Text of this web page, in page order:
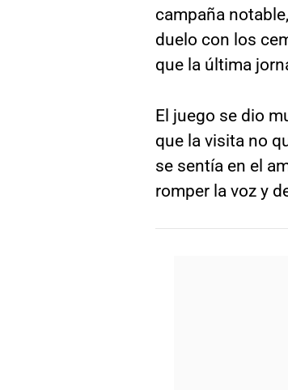
campaña
duelo con los
que la última
El juego se dio
que la visita no
se sentía en el
romper la voz y